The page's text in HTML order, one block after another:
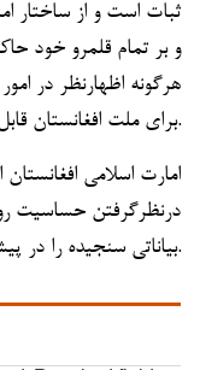
ثبات است و از ساختار
و بر تمام قلمرو خود
هرگونه اظهارنظر در
برای ملت افغانستان قابل قبول نیست.
امارت اسلامی
درنظرگرفتن حساسیت
بیاناتی سنجیده را در پیش گیرند.